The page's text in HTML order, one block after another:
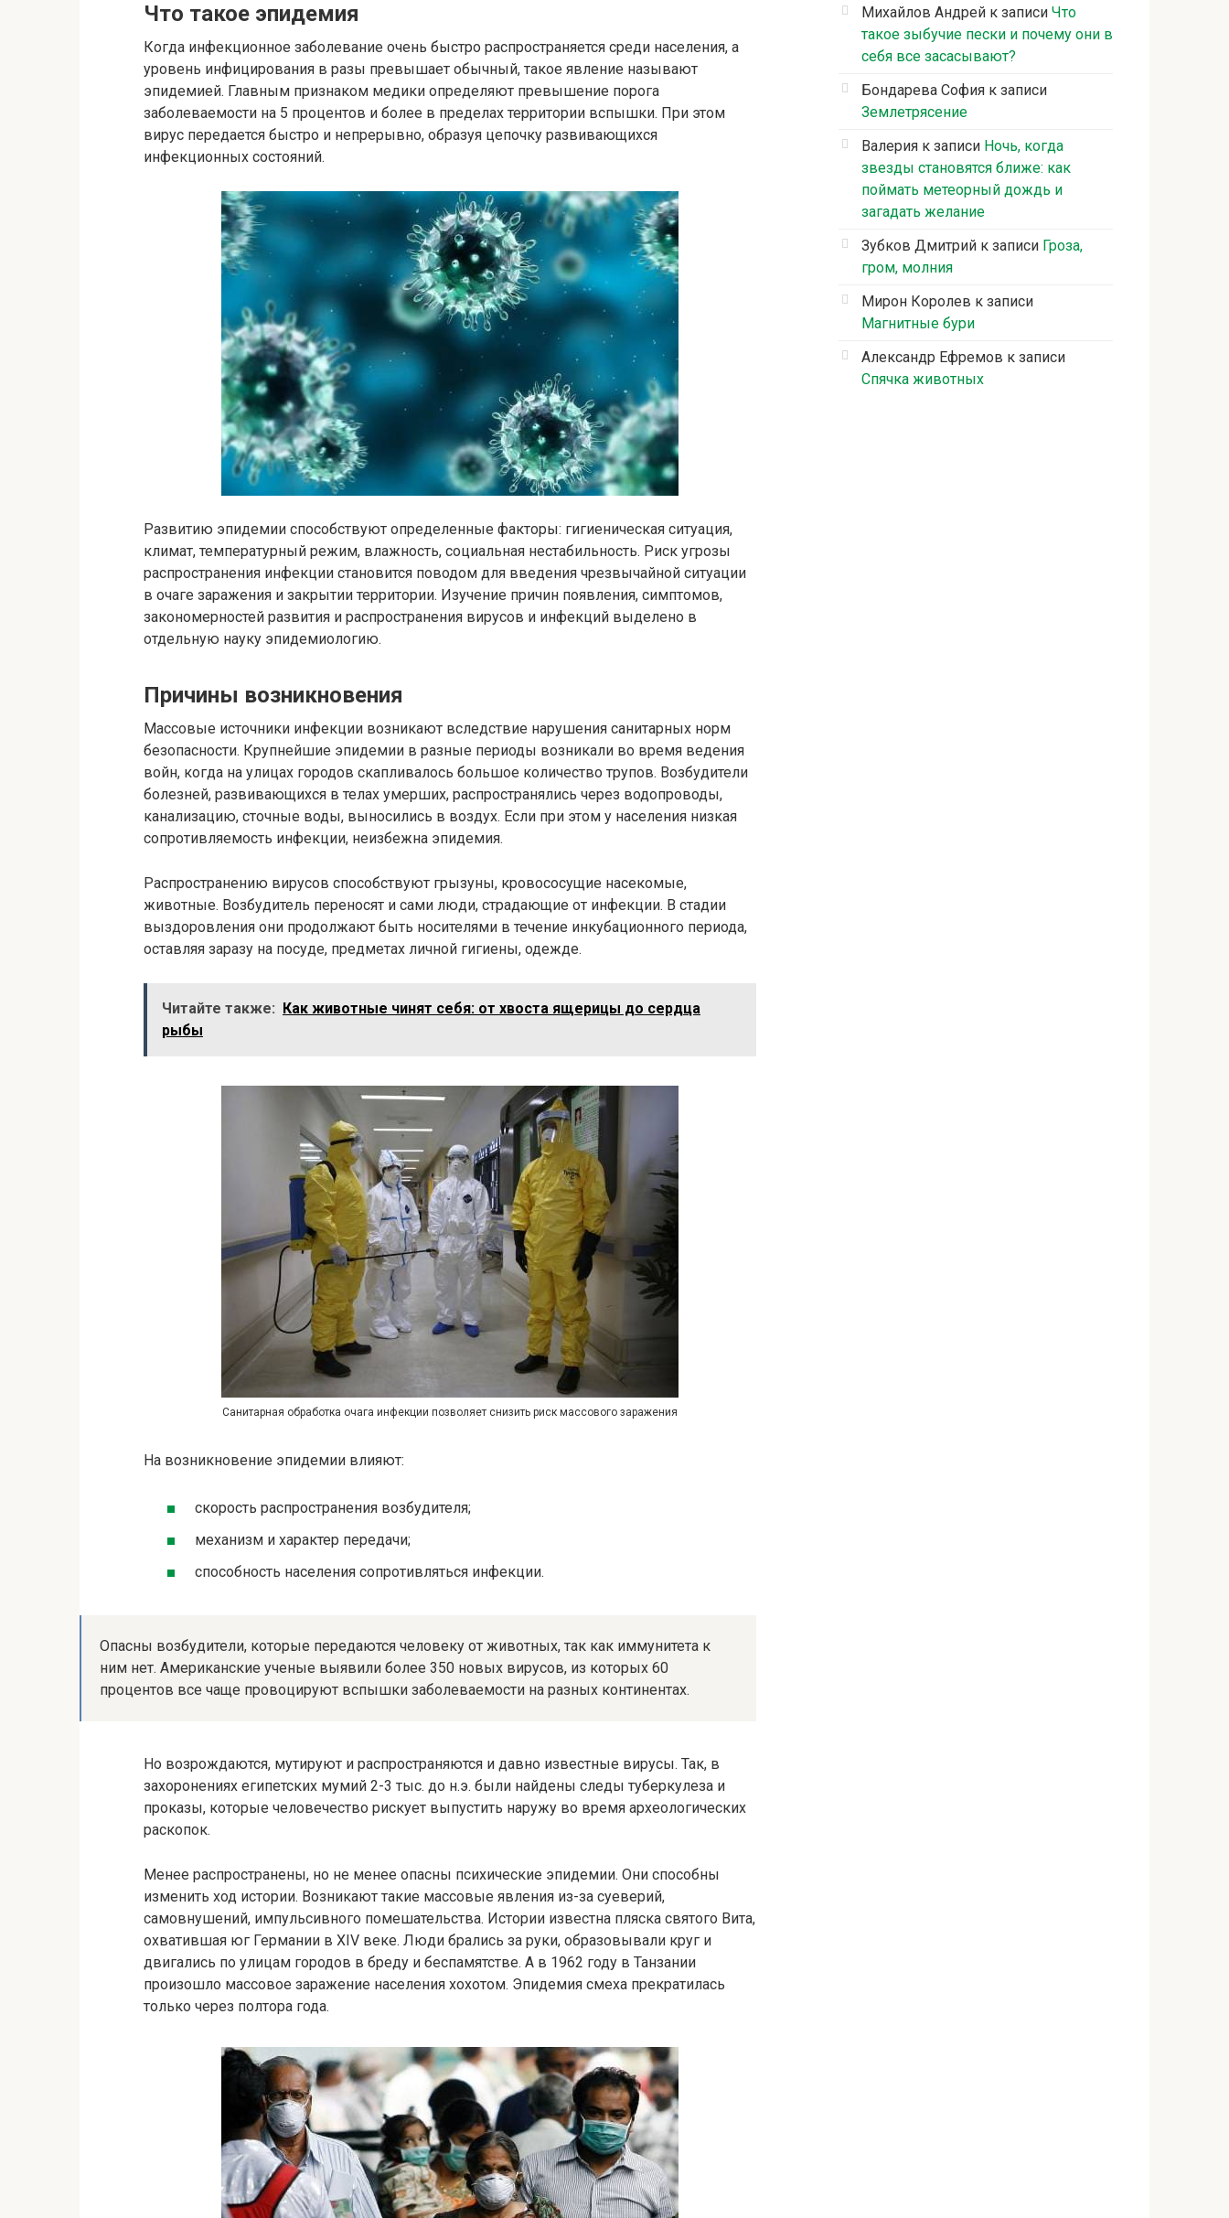
Что такое эпидемия
Когда инфекционное заболевание очень быстро распространяется среди населения, а
уровень инфицирования в разы превышает обычный, такое явление называют
эпидемией. Главным признаком медики определяют превышение порога
заболеваемости на 5 процентов и более в пределах территории вспышки. При этом
вирус передается быстро и непрерывно, образуя цепочку развивающихся
инфекционных состояний.
Развитию эпидемии способствуют определенные факторы: гигиеническая ситуация,
климат, температурный режим, влажность, социальная нестабильность. Риск угрозы
распространения инфекции становится поводом для введения чрезвычайной ситуации
в очаге заражения и закрытии территории. Изучение причин появления, симптомов,
закономерностей развития и распространения вирусов и инфекций выделено в
отдельную науку эпидемиологию.
Причины возникновения
Массовые источники инфекции возникают вследствие нарушения санитарных норм
безопасности. Крупнейшие эпидемии в разные периоды возникали во время ведения
войн, когда на улицах городов скапливалось большое количество трупов. Возбудители
болезней, развивающихся в телах умерших, распространялись через водопроводы,
канализацию, сточные воды, выносились в воздух. Если при этом у населения низкая
сопротивляемость инфекции, неизбежна эпидемия.
Распространению вирусов способствуют грызуны, кровососущие насекомые,
животные. Возбудитель переносят и сами люди, страдающие от инфекции. В стадии
выздоровления они продолжают быть носителями в течение инкубационного периода,
оставляя заразу на посуде, предметах личной гигиены, одежде.
Читайте также: Как животные чинят себя: от хвоста ящерицы до сердца
рыбы
Санитарная обработка очага инфекции позволяет снизить риск массового заражения
На возникновение эпидемии влияют:
скорость распространения возбудителя;
механизм и характер передачи;
способность населения сопротивляться инфекции.
Опасны возбудители, которые передаются человеку от животных, так как иммунитета к
ним нет. Американские ученые выявили более 350 новых вирусов, из которых 60
процентов все чаще провоцируют вспышки заболеваемости на разных континентах.
Но возрождаются, мутируют и распространяются и давно известные вирусы. Так, в
захоронениях египетских мумий 2-3 тыс. до н.э. были найдены следы туберкулеза и
проказы, которые человечество рискует выпустить наружу во время археологических
раскопок.
Менее распространены, но не менее опасны психические эпидемии. Они способны
изменить ход истории. Возникают такие массовые явления из-за суеверий,
самовнушений, импульсивного помешательства. Истории известна пляска святого Вита,
охватившая юг Германии в XIV веке. Люди брались за руки, образовывали круг и
двигались по улицам городов в бреду и беспамятстве. А в 1962 году в Танзании
произошло массовое заражение населения хохотом. Эпидемия смеха прекратилась
только через полтора года.
Михайлов Андрей к записи Что
такое зыбучие пески и почему они в
себя все засасывают?
Бондарева София к записи
Землетрясение
Валерия к записи Ночь, когда
звезды становятся ближе: как
поймать метеорный дождь и
загадать желание
Зубков Дмитрий к записи Гроза,
гром, молния
Мирон Королев к записи
Магнитные бури
Александр Ефремов к записи
Спячка животных